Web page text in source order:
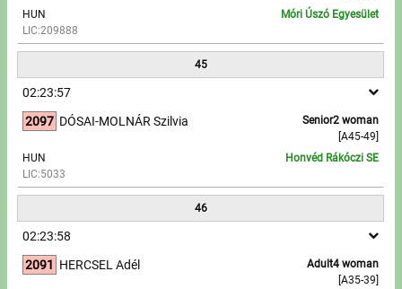
HUN
LIC:209888
Móri Úszó Egyesület
45
02:23:57
2097
Senior2 woman
[A45-49]
DÓSAI-MOLNÁR Szilvia
HUN
LIC:5033
Honvéd Rákóczi SE
46
02:23:58
2091
Adult4 woman
[A35-39]
HERCSEL Adél